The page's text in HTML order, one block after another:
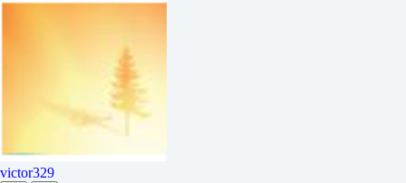
victor329